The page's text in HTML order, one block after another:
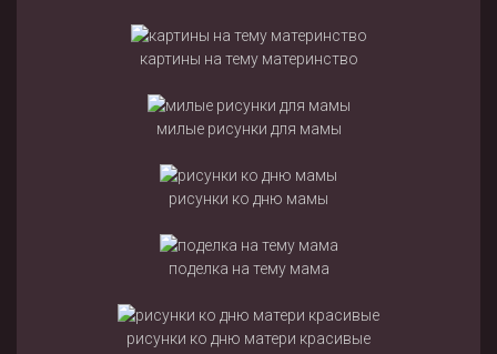
картины на тему материнство
милые рисунки для мамы
рисунки ко дню мамы
поделка на тему мама
рисунки ко дню матери красивые